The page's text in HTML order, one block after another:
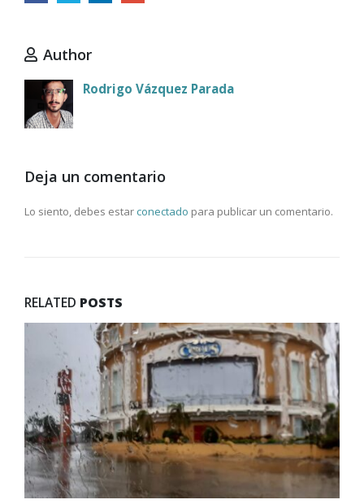
Author
Rodrigo Vázquez Parada
Deja un comentario
Lo siento, debes estarconectado para publicar un comentario.
RELATED POSTS